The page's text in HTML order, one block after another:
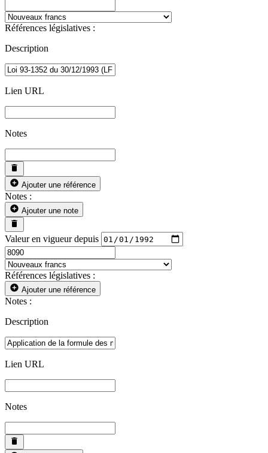
Références législatives :
Description
Lien URL
Notes
Ajouter une référence
Notes :
Ajouter une note
Valeur en vigueur depuis
Références législatives :
Ajouter une référence
Notes :
Description
Lien URL
Notes